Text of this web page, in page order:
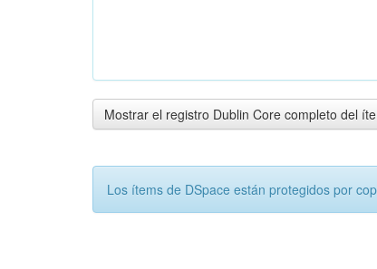
Mostrar el registro Dublin Core completo del
Los ítems de DSpace están protegidos por